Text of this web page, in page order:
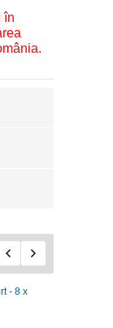
în
- 8 x